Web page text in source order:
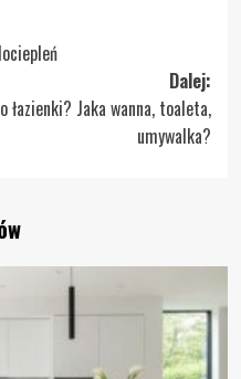
Dalej:
łazienki? Jaka wanna, toaleta,
umywalka?